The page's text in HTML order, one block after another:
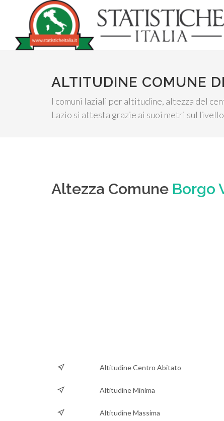
ALTITUDINE COMUNE
I comuni laziali per altitudine, altezza del
Lazio si attesta grazie ai suoi metri sul
Altezza Comune Borgo
Altitudine Centro Abitato
Altitudine Minima
Altitudine Massima